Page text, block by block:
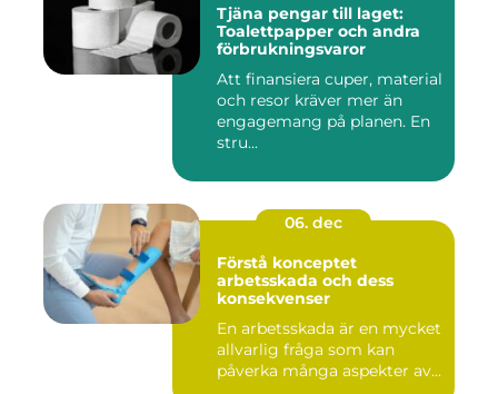
Tjäna pengar till laget:
Toalettpapper och andra
förbrukningsvaror
Att finansiera cuper, material
och resor kräver mer än
engagemang på planen. En
stru...
06. dec
Förstå konceptet
arbetsskada och dess
konsekvenser
En arbetsskada är en mycket
allvarlig fråga som kan
påverka många aspekter av...